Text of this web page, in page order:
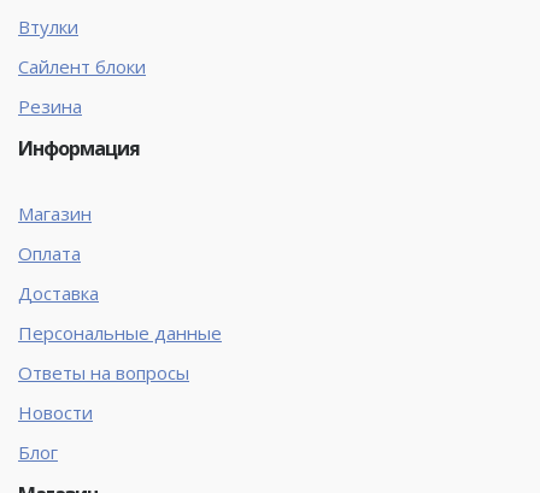
Втулки
Сайлент блоки
Резина
Информация
Магазин
Оплата
Доставка
Персональные данные
Ответы на вопросы
Новости
Блог